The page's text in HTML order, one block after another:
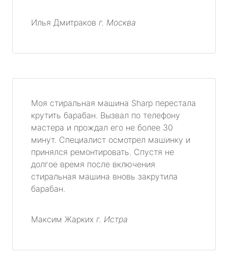
Илья Дмитраков г. Москва
Моя стиральная машина Sharp перестала
крутить барабан. Вызвал по телефону
мастера и прождал его не более 30
минут. Специалист осмотрел машинку и
принялся ремонтировать. Спустя не
долгое время после включения
стиральная машина вновь закрутила
барабан.
Максим Жарких г. Истра